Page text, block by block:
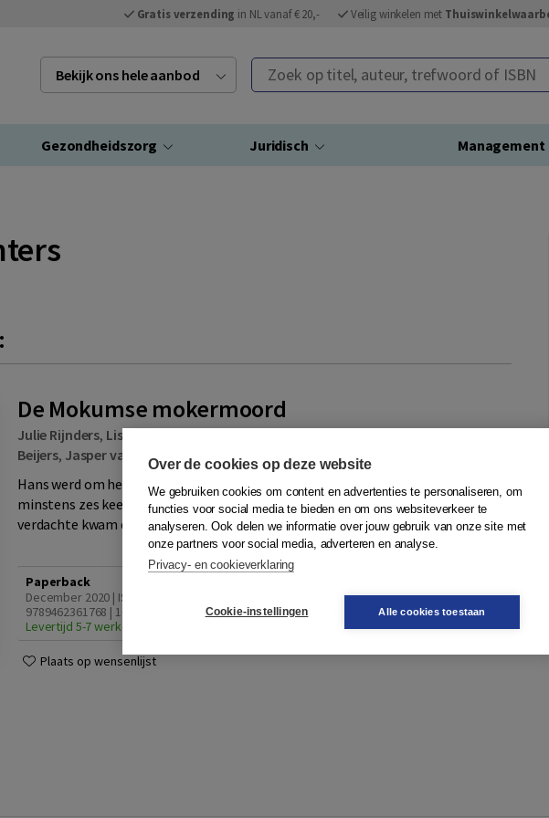
Gratis verzending in NL vanaf € 20,- Veilig winkelen met
Bekijk ons hele aanbod Zoek op titel, auteur, trefwoord of ISBN
Gezondheidszorg Juridisch Management
De Mokumse mokermoord
Julie Rijnders, Lisette Dirksen
Beijers, Jasper van der Kemp Peter van Koppen
Boom
Hans werd om het leven gebracht doordat iemand hem met een moker
minstens zes keer op zijn hoofd had geslagen. In de zoektocht naar een
verdachte kwam de politie uit bij de beelden van een camera a...Meer
Paperback
December 2020 | ISBN
9789462361768 | 1e druk
Levertijd 5-7 werkdagen
46,95 − In winkelwagen
Plaats op wensenlijst
Over de cookies op deze website
We gebruiken cookies om content en advertenties te personaliseren, om
functies voor social media te bieden en om ons websiteverkeer te
analyseren. Ook delen we informatie over jouw gebruik van onze site met
onze partners voor social media, adverteren en analyse.
Privacy- en cookieverklaring
Cookie-instellingen Alle cookies toestaan